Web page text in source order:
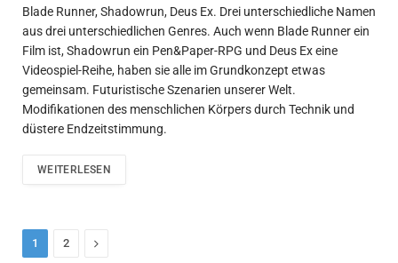
Blade Runner, Shadowrun, Deus Ex. Drei unterschiedliche Namen
aus drei unterschiedlichen Genres. Auch wenn Blade Runner ein
Film ist, Shadowrun ein Pen&Paper-RPG und Deus Ex eine
Videospiel-Reihe, haben sie alle im Grundkonzept etwas
gemeinsam. Futuristische Szenarien unserer Welt.
Modifikationen des menschlichen Körpers durch Technik und
düstere Endzeitstimmung.
WEITERLESEN
1 2 Next